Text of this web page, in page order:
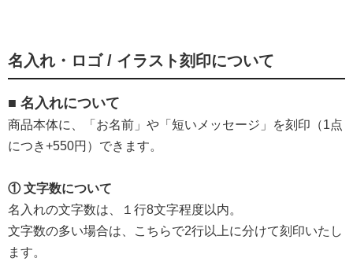
名入れ・ロゴ / イラスト刻印について
■ 名入れについて
商品本体に、「お名前」や「短いメッセージ」を刻印（1点
につき+550円）できます。
① 文字数について
名入れの文字数は、１行8文字程度以内。
文字数の多い場合は、こちらで2行以上に分けて刻印いたし
ます。